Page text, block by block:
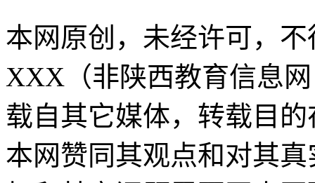
本网原创，未经许可，
XXX（非陕西教育信息网
载自其它媒体，转载目
本网赞同其观点和对其